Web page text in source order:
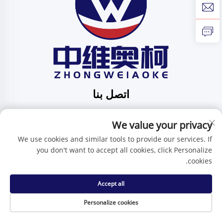
اتصل بنا
Add: الرقم 201، الشارع رقم 1 هوافنغ، مجتمع بينغدي، بلدية
بينغدي، شينتشن، مقاطعة قوانغدونغ، الصين
هاتف:+86-15986647296
البريد الإلكتروني:[email protected]
حقوق النسخ محفوظة © شركة شنتشن تشنغوي آي كيه للتكنولوجيا
المحدودة -
سياسة الخصوصية
We value your privacy
We use cookies and similar tools to provide our services. If
you don't want to accept all cookies, click Personalize
cookies.
Personalize cookies
Accept all